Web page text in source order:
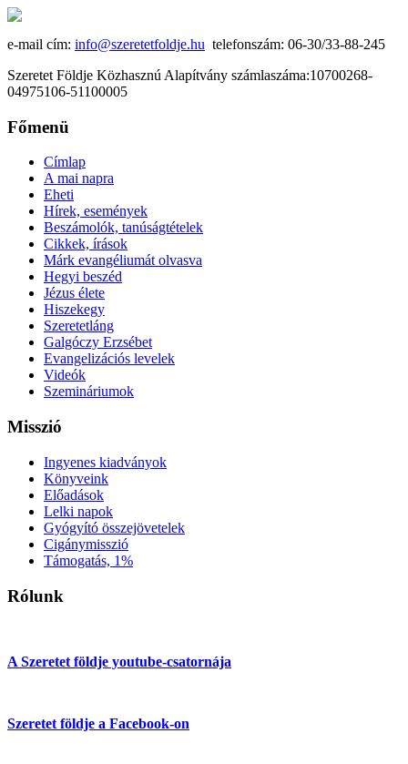
e-mail cím: info@szeretetfoldje.hu telefonszám: 06-30/33-88-245
Szeretet Földje Közhasznú Alapítvány számlaszáma:10700268-
04975106-51100005
Főmenü
Címlap
A mai napra
Eheti
Hírek, események
Beszámolók, tanúságtételek
Cikkek, írások
Márk evangéliumát olvasva
Hegyi beszéd
Jézus élete
Hiszekegy
Szeretetláng
Galgóczy Erzsébet
Evangelizációs levelek
Videók
Szemináriumok
Misszió
Ingyenes kiadványok
Könyveink
Előadások
Lelki napok
Gyógyító összejövetelek
Cigánymisszió
Támogatás, 1%
Rólunk
A Szeretet földje youtube-csatornája
Szeretet földje a Facebook-on